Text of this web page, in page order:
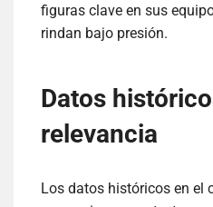
figuras clave en sus
rindan bajo presión.
Datos
relevancia
Los datos históricos en el